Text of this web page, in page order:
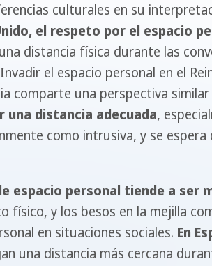
culturales en su
el respeto por el espacio
distancia física durante las
el espacio personal en el
comparte una perspectiva
una distancia adecuada,
como intrusiva, y se
espacio personal tiende a ser
físico, y los besos en la mejilla
en situaciones sociales. En
una distancia más cercana